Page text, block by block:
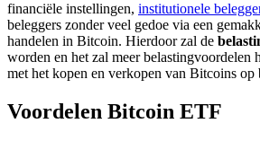
financiële instellingen, institutionele
beleggers zonder veel gedoe via een
handelen in Bitcoin. Hierdoor zal de
worden en het zal meer belastingvoordelen
met het kopen en verkopen van Bitcoins
Voordelen Bitcoin ETF